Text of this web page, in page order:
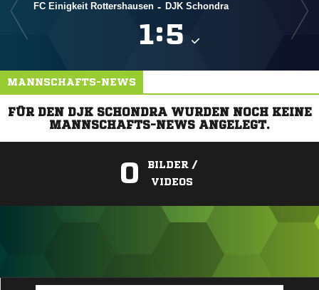
FC Einigkeit Rottershausen - DJK Schondra
:
MANNSCHAFTS-NEWS
FÜR DEN DJK SCHONDRA WURDEN NOCH KEINE
MANNSCHAFTS-NEWS ANGELEGT.
0
BILDER /
VIDEOS
ANZEIGE